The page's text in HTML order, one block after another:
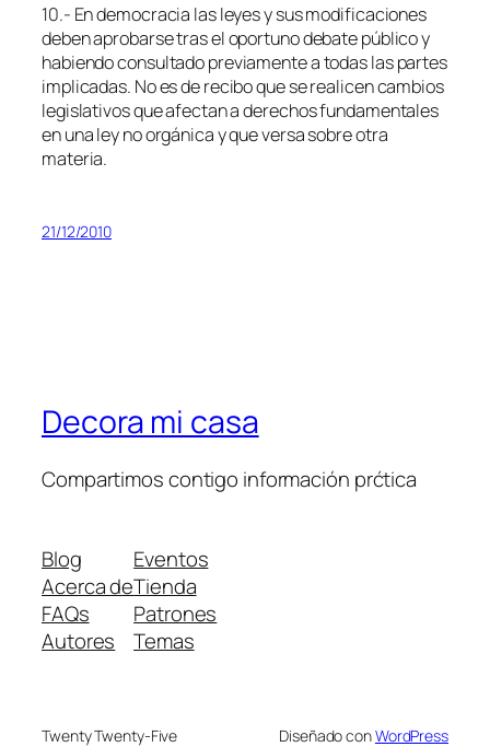
10.- En democracia las leyes y sus modificaciones
deben aprobarse tras el oportuno debate público y
habiendo consultado previamente a todas las partes
implicadas. No es de recibo que se realicen cambios
legislativos que afectan a derechos fundamentales
en una ley no orgánica y que versa sobre otra
materia.
21/12/2010
Decora mi casa
Compartimos contigo información prćtica
Blog
Acerca de
FAQs
Autores
Eventos
Tienda
Patrones
Temas
Twenty Twenty-Five Diseñado conWordPress